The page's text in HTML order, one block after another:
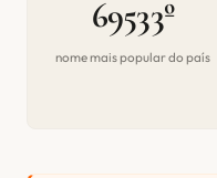
69533º
nome mais popular do país